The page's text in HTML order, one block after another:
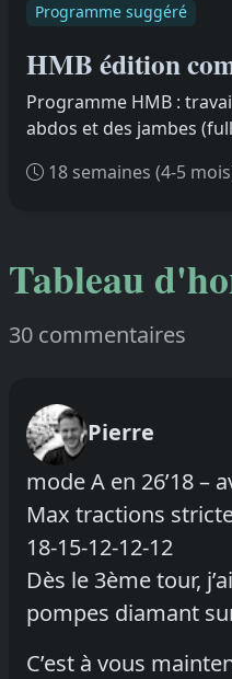
Programme suggéré
HMB édition
Programme HMB :
abdos et des jambes
18 semaines (4-5
Tableau
30 commentaires
Pierre
mode A en 26’18 –
Max tractions
18-15-12-12-12
Dès le 3ème tour,
pompes diamant
C’est à vous